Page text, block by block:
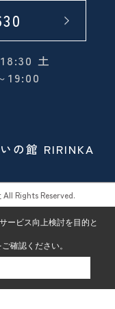
土
19:00
の館 RIRINKA
Rights Reserved.
ービス向上検討を目的と
ご確認ください。